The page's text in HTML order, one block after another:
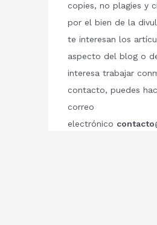
copies, no plagies y
por el bien de la
te interesan los
aspecto del blog o
interesa trabajar
contacto, puedes
correo
electrónico